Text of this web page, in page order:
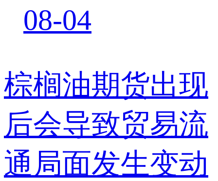
08-04
棕榈油期货出现
后会导致贸易流
通局面发生变动